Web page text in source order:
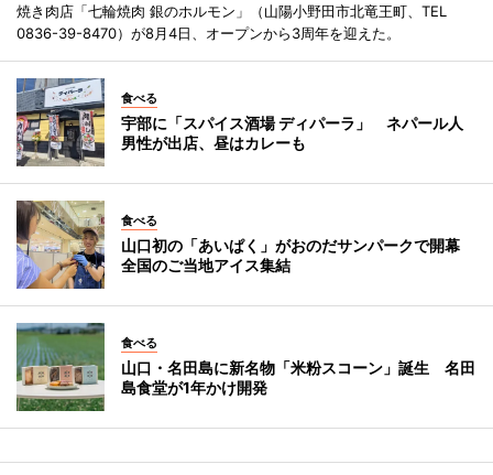
焼き肉店「七輪焼肉 銀のホルモン」（山陽小野田市北竜王町、TEL
0836-39-8470）が8月4日、オープンから3周年を迎えた。
食べる
宇部に「スパイス酒場 ディパーラ」 ネパール人
男性が出店、昼はカレーも
食べる
山口初の「あいぱく」がおのだサンパークで開幕
全国のご当地アイス集結
食べる
山口・名田島に新名物「米粉スコーン」誕生 名田
島食堂が1年かけ開発